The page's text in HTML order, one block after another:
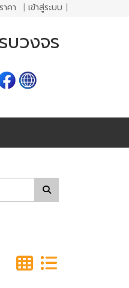
าคา | เข้าสู่ระบบ |
บวงจร